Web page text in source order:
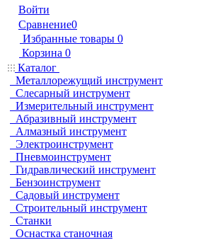
Войти
Сравнение0
Избранные товары 0
Корзина 0
Каталог
Металлорежущий инструмент
Слесарный инструмент
Измерительный инструмент
Абразивный инструмент
Алмазный инструмент
Электроинструмент
Пневмоинструмент
Гидравлический инструмент
Бензоинструмент
Садовый инструмент
Строительный инструмент
Станки
Оснастка станочная